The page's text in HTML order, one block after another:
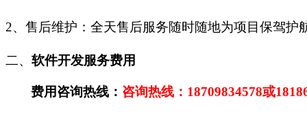
2、售后维护：全天售后服务随时随地为项目保驾护
二、 软件开发服务费用
费用咨询热线： 咨询热线： 18709834578或